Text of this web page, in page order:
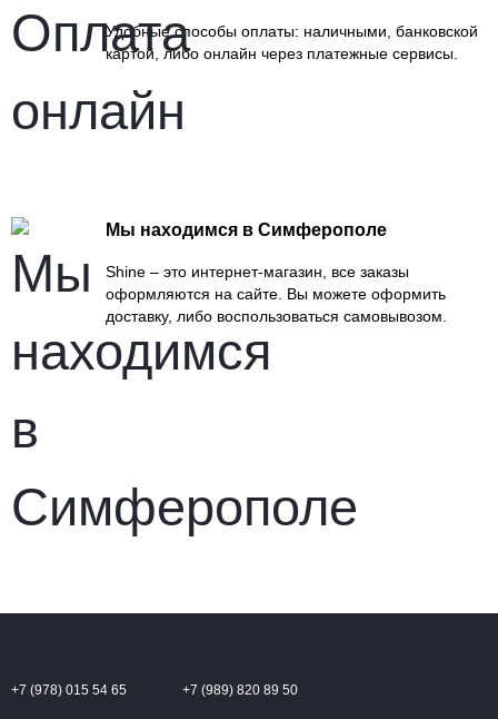
Удобные способы оплаты: наличными, банковской
картой, либо онлайн через платежные сервисы.
Мы находимся в Симферополе
Shine – это интернет-магазин, все заказы
оформляются на сайте. Вы можете оформить
доставку, либо воспользоваться самовывозом.
+7 (978) 015 54 65 +7 (989) 820 89 50